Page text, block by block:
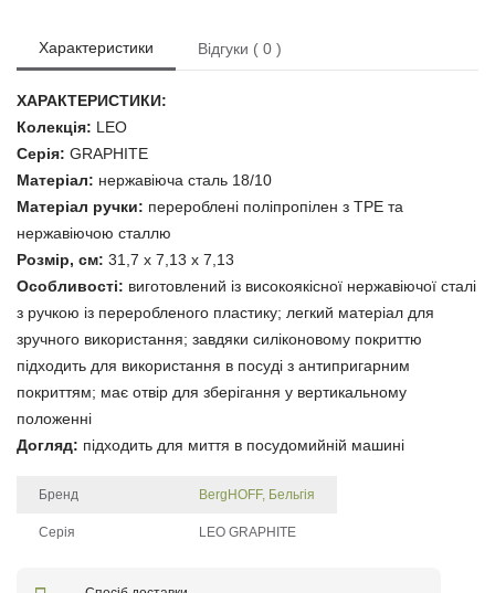
Характеристики Відгуки ( 0 )
ХАРАКТЕРИСТИКИ:
Колекція: LEO
Серія: GRAPHITE
Матеріал: нержавіюча сталь 18/10
Матеріал ручки: перероблені поліпропілен з TPE та
нержавіючою сталлю
Розмір, см: 31,7 x 7,13 x 7,13
Особливості: виготовлений із високоякісної нержавіючої сталі
з ручкою із переробленого пластику; легкий матеріал для
зручного використання; завдяки силіконовому покриттю
підходить для використання в посуді з антипригарним
покриттям; має отвір для зберігання у вертикальному
положенні
Догляд: підходить для миття в посудомийній машині
Бренд BergHOFF, Бельгія
Серія LEO GRAPHITE